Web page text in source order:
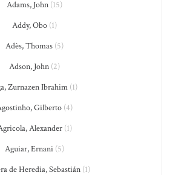
Adams, John (15)
Addy, Obo (1)
Adès, Thomas (5)
Adson, John (2)
Zurnazen Ibrahim (1)
Gilberto (4)
Alexander(1)
Aguiar, Ernani (5)
de Heredia, Sebastián(1)